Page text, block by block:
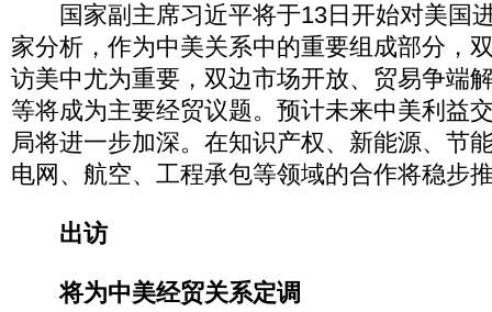
国家副主席习近平将于13日开始对美国
家分析，作为中美关系中的重要组成部分，
访美中尤为重要，双边市场开放、贸易争端
等将成为主要经贸议题。预计未来中美利益
局将进一步加深。在知识产权、新能源、节
电网、航空、工程承包等领域的合作将稳步
出访
将为中美经贸关系定调